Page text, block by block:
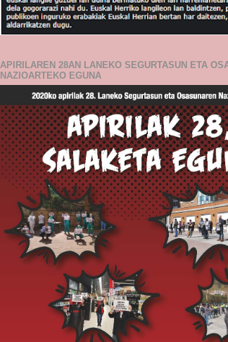
APIRILAREN 28AN LANEKO SEGURTASUN ETA
NAZIOARTEKO EGUNA